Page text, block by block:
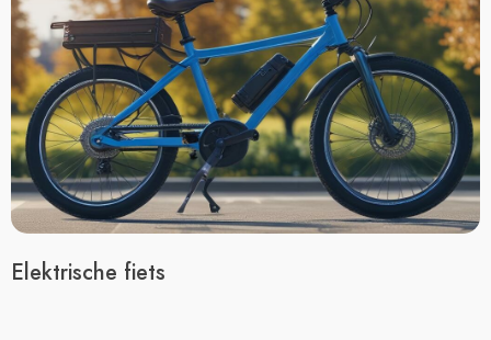
Elektrische fiets